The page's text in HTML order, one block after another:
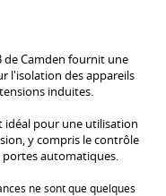
de Camden fournit une
l'isolation des appareils
induites.
idéal pour une utilisation
y compris le contrôle
portes automatiques.
ne sont que quelques